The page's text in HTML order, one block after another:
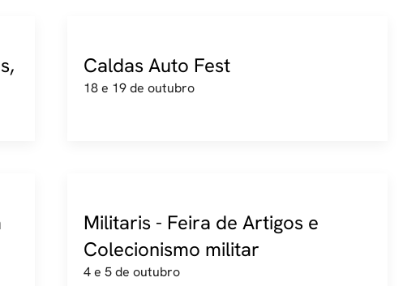
Caldas Auto Fest
18 e 19 de outubro
Militaris - Feira de Artigos e
Colecionismo militar
4 e 5 de outubro